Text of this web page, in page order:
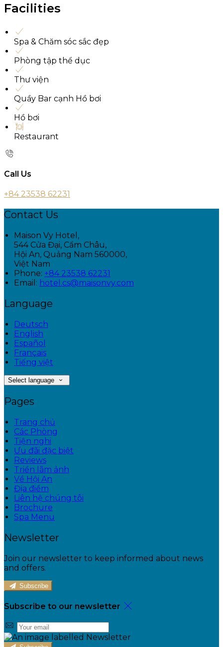
Facilities
Spa & Chăm sóc sắc đẹp
Phòng tập thể dục
Thư viện
Quầy Bar cạnh Hồ bơi
Hồ bơi
Restaurant
Call Us
+84 23538 62231
Contact Us
Maison Vy Hotel,
544 Cửa Đại, Cẩm Châu,
Hội An, Quảng Nam 560000,
Việt Nam
Phone: +84 23538 62231
Email: hotel.cs@maisonvy.com
Language
Deutsch
English
Español
Français
Tiếng việt
Select language
Pages
Trang chủ
Các Phòng
Tiện nghi
Ưu đãi đặc biệt
Reviews
Triển lãm ảnh
Về Hội An
Địa điểm
Liên hệ chúng tôi
Brochure
Spa Menu
Newsletter
Join our newsletter to keep informed about news
and offers.
Subscribe
Subscribe to our newsletter